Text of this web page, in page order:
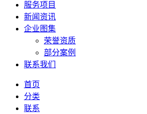
服务项目
新闻资讯
企业图集
荣誉资质
部分案例
联系我们
首页
分类
联系